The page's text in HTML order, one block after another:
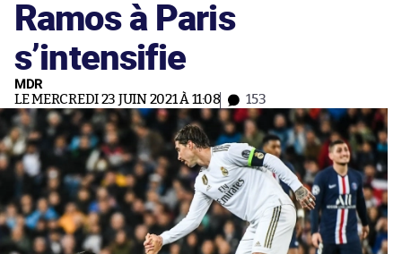
Ramos à Paris
s’intensifie
MDR
LE MERCREDI 23 JUIN 2021 À 11:08 153